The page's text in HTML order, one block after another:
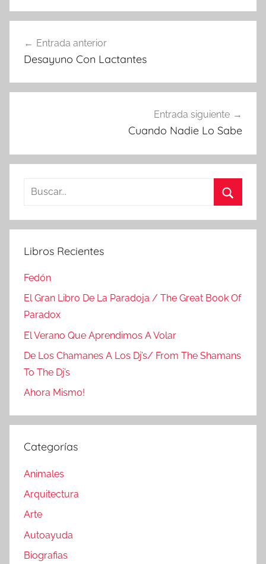
de
Entrada anterior
Desayuno Con Lactantes
Entrada siguiente
Cuando Nadie Lo Sabe
Buscar:
Libros Recientes
Fedón
El Gran Libro De La Paradoja / The Great Book Of
Paradox
El Verano Que Aprendimos A Volar
De Los Chamanes A Los Dj’s/ From The Shamans
To The Dj’s
Ahora Mismo!
Categorías
Animales
Arquitectura
Arte
Autoayuda
Biografias